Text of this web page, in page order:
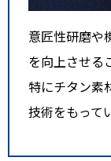
意匠性研磨や
を向上させる
特にチタン素
技術をもって